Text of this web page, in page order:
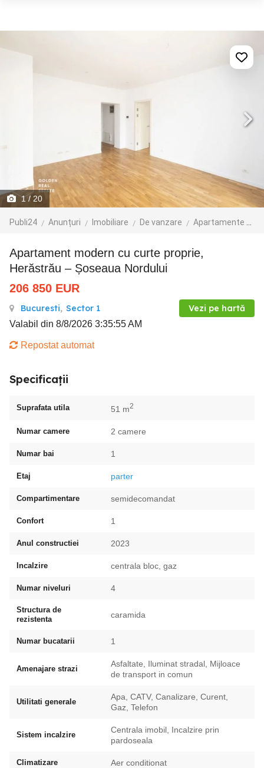
1/ 20
Publi24 Anunțuri Imobiliare De vanzare Apartamente de vanzare
Apartament modern cu curte proprie,
Herăstrău – Șoseaua Nordului
206 850 EUR
Bucuresti, Sector 1 Vezi pe hartă
Valabil din 8/8/2026 3:35:55 AM
Repostat automat
Specificații
Suprafata utila 51 m2
Numar camere 2 camere
Numar bai 1
Etaj parter
Compartimentare semidecomandat
Confort 1
Anul constructiei 2023
Incalzire centrala bloc, gaz
Numar niveluri 4
Structura de
rezistenta
caramida
Numar bucatarii 1
Amenajare strazi
Asfaltate, Iluminat stradal, Mijloace
de transport in comun
Utilitati generale
Apa, CATV, Canalizare, Curent,
Gaz, Telefon
Sistem incalzire
Centrala imobil, Incalzire prin
pardoseala
Climatizare Aer conditionat